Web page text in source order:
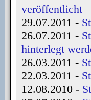
veröffentlicht
29.07.2011 -
26.07.2011 -
hinterlegt
26.03.2011 -
22.03.2011 -
12.08.2010 -